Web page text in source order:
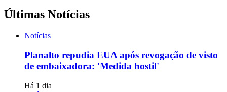
Últimas Notícias
Notícias
Planalto repudia EUA após revogação de visto
de embaixadora: 'Medida hostil'
Há 1 dia